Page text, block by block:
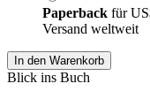
Paperback für
Versand weltweit
In den Warenkorb
Blick ins Buch